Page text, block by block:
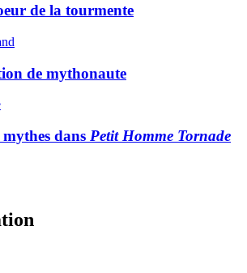
de la tourmente
de mythonaute
mythes dans Petit Homme Tornade